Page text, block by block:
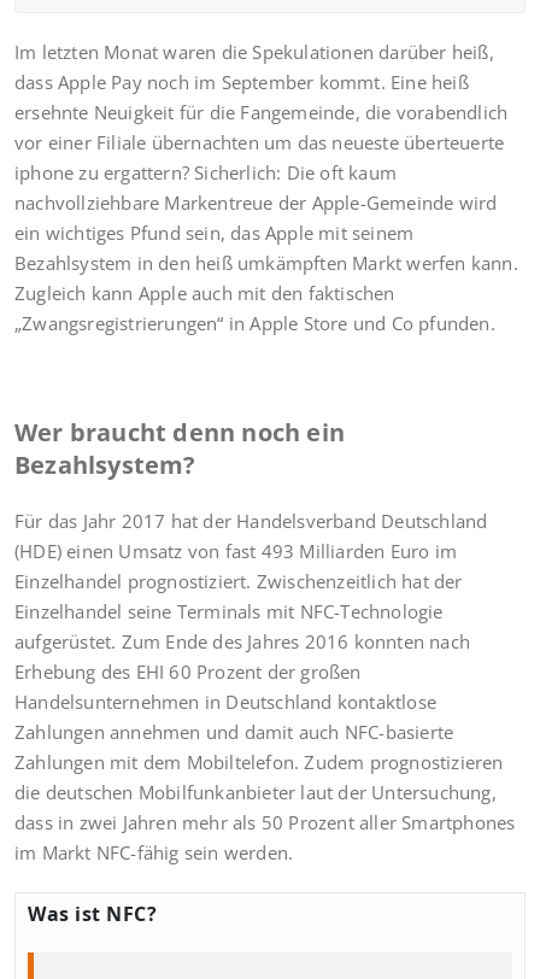
Im letzten Monat waren die Spekulationen darüber heiß,
dass Apple Pay noch im September kommt. Eine heiß
ersehnte Neuigkeit für die Fangemeinde, die vorabendlich
vor einer Filiale übernachten um das neueste überteuerte
iphone zu ergattern? Sicherlich: Die oft kaum
nachvollziehbare Markentreue der Apple-Gemeinde wird
ein wichtiges Pfund sein, das Apple mit seinem
Bezahlsystem in den heiß umkämpften Markt werfen kann.
Zugleich kann Apple auch mit den faktischen
„Zwangsregistrierungen“ in Apple Store und Co pfunden.
Wer braucht denn noch ein
Bezahlsystem?
Für das Jahr 2017 hat der Handelsverband Deutschland
(HDE) einen Umsatz von fast 493 Milliarden Euro im
Einzelhandel prognostiziert. Zwischenzeitlich hat der
Einzelhandel seine Terminals mit NFC-Technologie
aufgerüstet. Zum Ende des Jahres 2016 konnten nach
Erhebung des EHI 60 Prozent der großen
Handelsunternehmen in Deutschland kontaktlose
Zahlungen annehmen und damit auch NFC-basierte
Zahlungen mit dem Mobiltelefon. Zudem prognostizieren
die deutschen Mobilfunkanbieter laut der Untersuchung,
dass in zwei Jahren mehr als 50 Prozent aller Smartphones
im Markt NFC-fähig sein werden.
Was ist NFC?